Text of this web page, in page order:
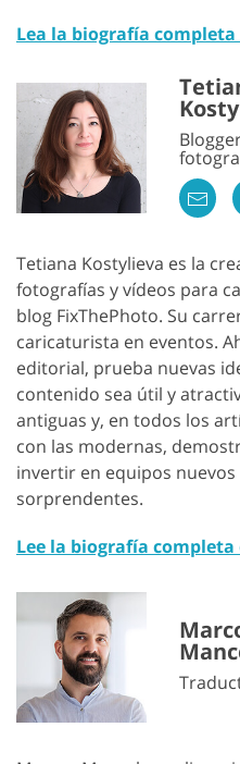
Lea la biografía completa
Tetiana Kostylieva es la
fotografías y vídeos para
blog FixThePhoto. Su
caricaturista en eventos.
editorial, prueba nuevas
contenido sea útil y
antiguas y, en todos los
con las modernas,
invertir en equipos
sorprendentes.
Lee la biografía completa